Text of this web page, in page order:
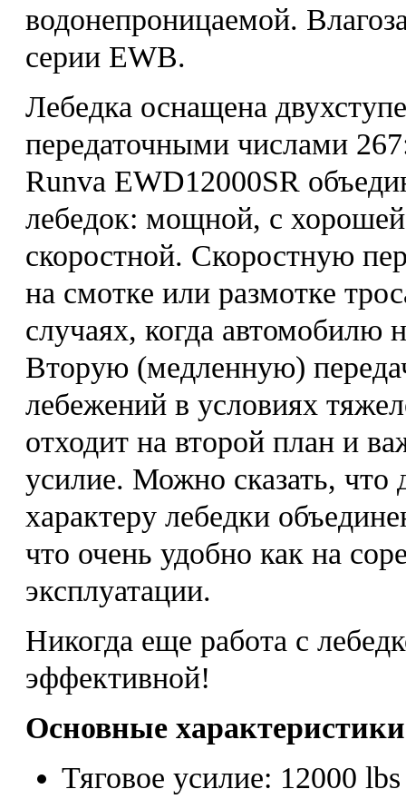
водонепроницаемой.
серии EWB.
Лебедка оснащена
передаточными числами
Runva EWD12000SR
лебедок: мощной, с
скоростной. Скоростную
на смотке или размотке
случаях, когда
Вторую (медленную)
лебежений в условиях
отходит на второй план и
усилие. Можно сказать, что
характеру лебедки
что очень удобно как на
эксплуатации.
Никогда еще работа с
эффективной!
Основные
Тяговое усилие: 12000